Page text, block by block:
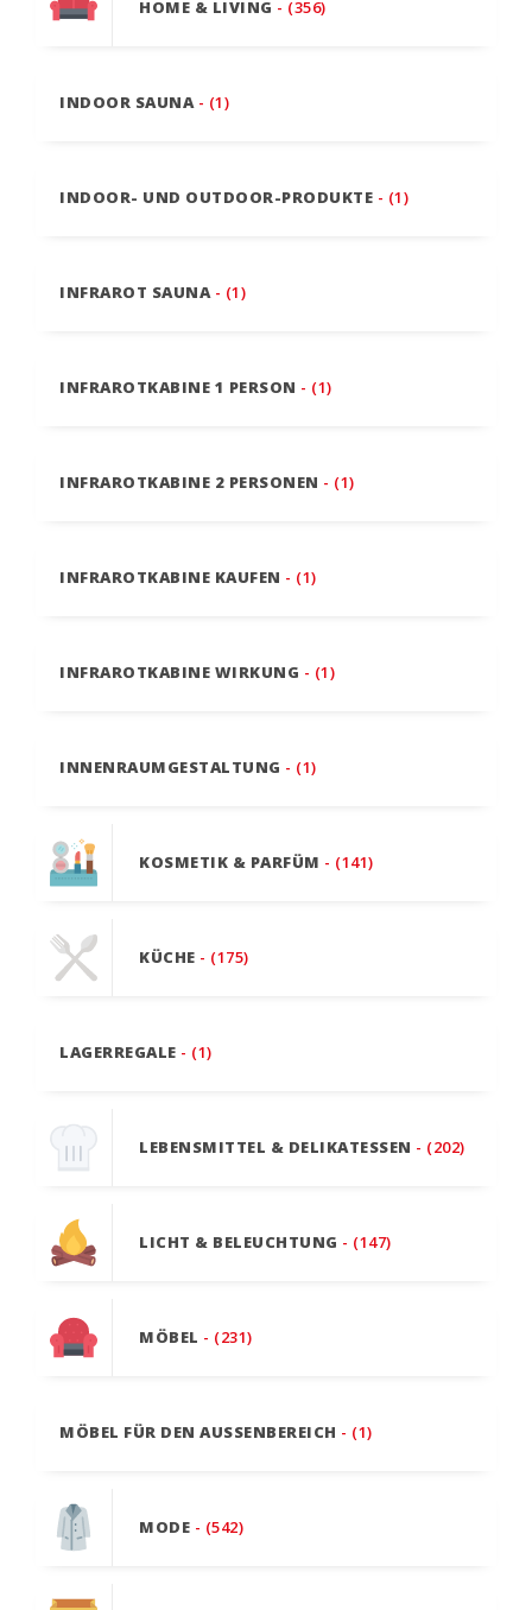
HOME & LIVING - (356)
INDOOR SAUNA - (1)
INDOOR- UND OUTDOOR-PRODUKTE - (1)
INFRAROT SAUNA - (1)
INFRAROTKABINE 1 PERSON - (1)
INFRAROTKABINE 2 PERSONEN - (1)
INFRAROTKABINE KAUFEN - (1)
INFRAROTKABINE WIRKUNG - (1)
INNENRAUMGESTALTUNG - (1)
KOSMETIK & PARFÜM - (141)
KÜCHE - (175)
LAGERREGALE - (1)
LEBENSMITTEL & DELIKATESSEN - (202)
LICHT & BELEUCHTUNG - (147)
MÖBEL - (231)
MÖBEL FÜR DEN AUSSENBEREICH - (1)
MODE - (542)